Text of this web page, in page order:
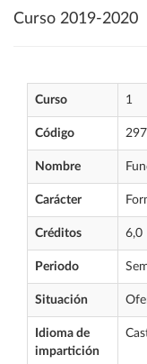
Curso 2019-2020
Curso 1
Código
Nombre
Carácter
Créditos 6,0
Periodo
Situación
Idioma de
impartición